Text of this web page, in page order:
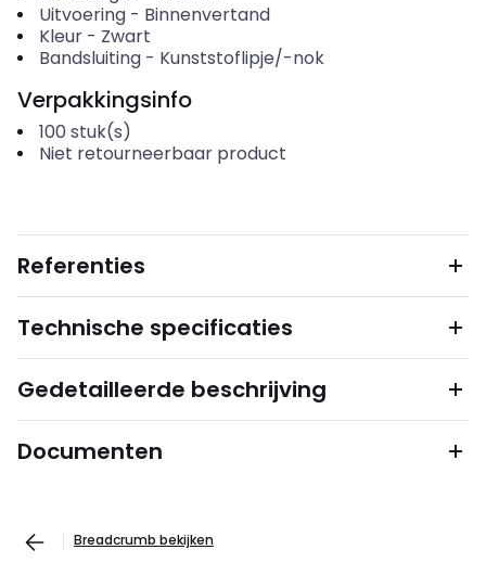
Uitvoering- Binnenvertand
Kleur- Zwart
Bandsluiting- Kunststoflipje/-nok
Verpakkingsinfo
100 stuk(s)
Niet retourneerbaar product
Referenties
Technische specificaties
Gedetailleerde beschrijving
Documenten
Breadcrumb bekijken